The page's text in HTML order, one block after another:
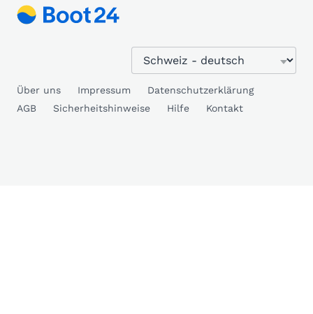
Über uns Impressum
Datenschutzerklärung
AGB
Sicherheitshinweise Hilfe Kontakt